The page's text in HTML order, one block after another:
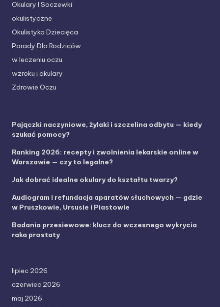
Okulary I Soczewki
okulistyczne
Okulistyka Dziecięca
Porady Dla Rodziców
w leczeniu oczu
wzroku i okulary
Zdrowie Oczu
Pajączki naczyniowe, żylaki i szczelina odbytu — kiedy
szukać pomocy?
Ranking 2026: recepty i zwolnienia lekarskie online w
Warszawie — czy to legalne?
Jak dobrać idealne okulary do kształtu twarzy?
Audiogram i refundacja aparatów słuchowych — gdzie
w Pruszkowie, Ursusie i Piastowie
Badania przesiewowe: klucz do wczesnego wykrycia
raka prostaty
lipiec 2026
czerwiec 2026
maj 2026